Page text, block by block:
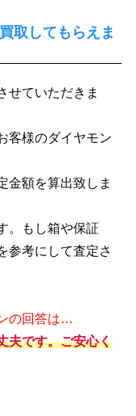
取してもらえま
せていただきま
客様のダイヤモン
金額を算出致しま
。もし箱や保証
参考にして査定さ
の回答は…
夫です。ご安心く